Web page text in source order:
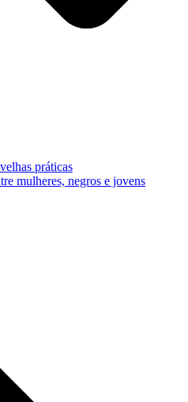
práticas
mulheres, negros e jovens